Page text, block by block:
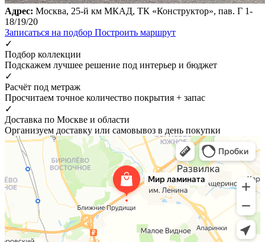
Адрес: Москва, 25-й км МКАД, ТК «Конструктор», пав. Г 1-
18/19/20
Записаться на подбор Построить маршрут
✓
Подбор коллекции
Подскажем лучшее решение под интерьер и бюджет
✓
Расчёт под метраж
Просчитаем точное количество покрытия + запас
✓
Доставка по Москве и области
Организуем доставку или самовывоз в день покупки